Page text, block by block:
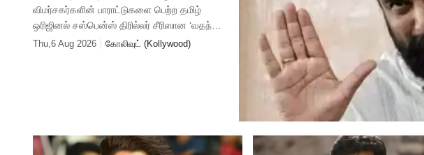
விமர்சகர்களின் பாராட்டுகளை பெற்ற தமிழ்
ஒரிஜினல் சஸ்பென்ஸ் திரில்லர் சீரிஸான ‘வதந்தி
சீசன் 2: தி மிஸ்டரி ஆஃப் மணி’யில் இருந்து
Thu,6 Aug 2026 கோலிவுட் (Kollywood)